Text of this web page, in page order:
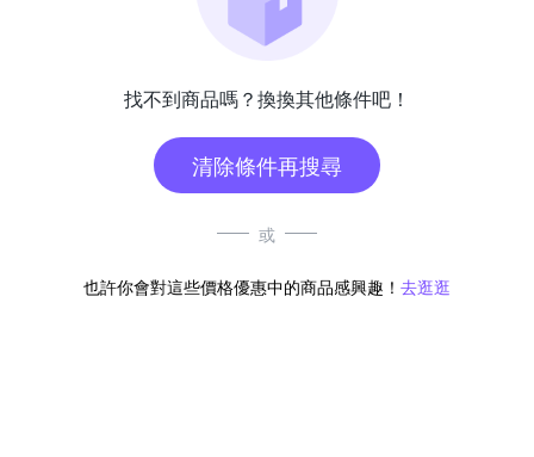
找不到商品嗎？換換其他條件吧！
清除條件再搜尋
或
也許你會對這些價格優惠中的商品感興趣！ 去逛逛